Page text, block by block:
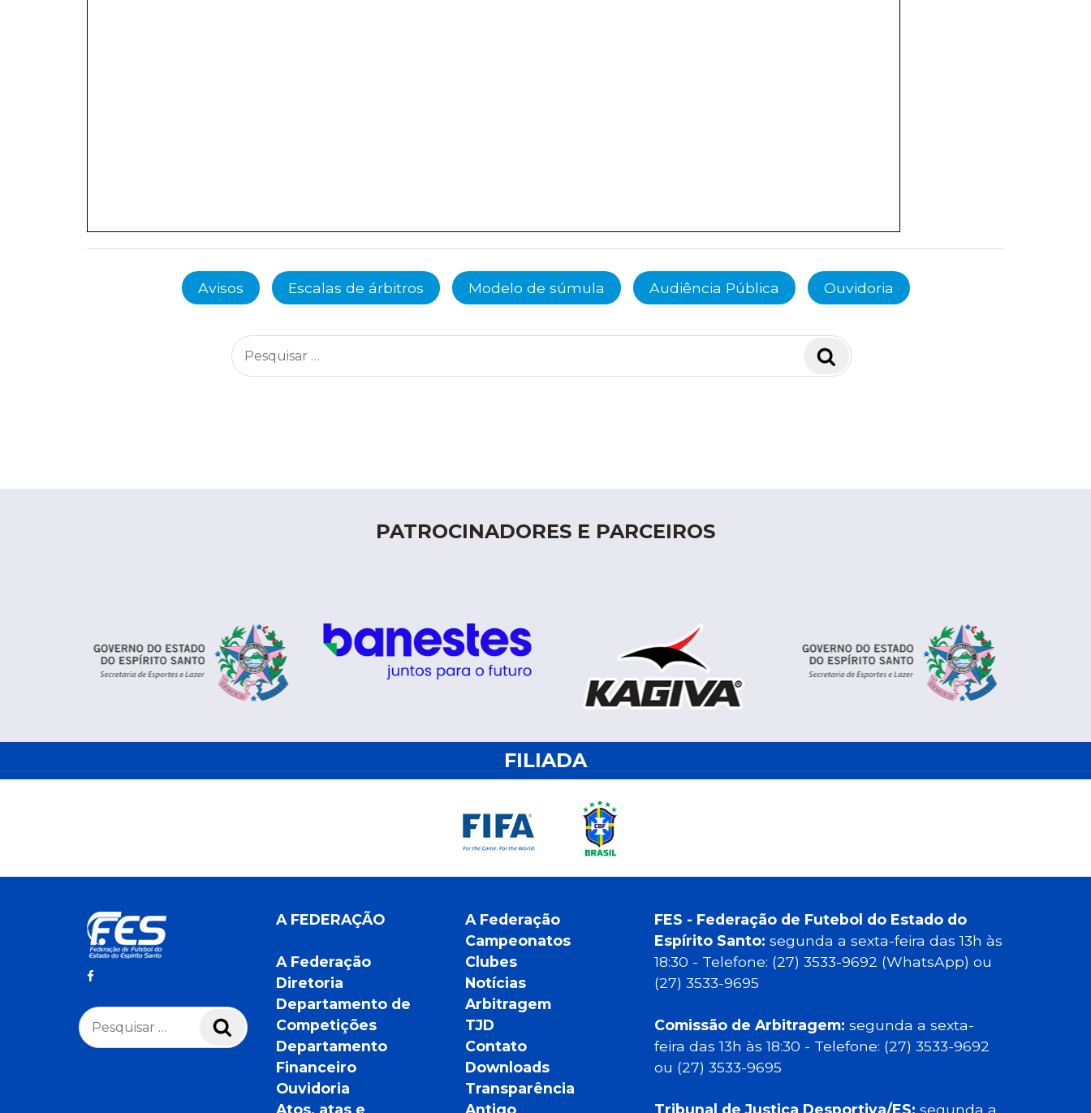
Avisos Escalas de árbitros Modelo de súmula Audiência Pública Ouvidoria
Pesquisar
por:
Pesquisar
PATROCINADORES E PARCEIROS
FILIADA
Pesquisar
por:
Pesquisar
A FEDERAÇÃO
A Federação
Diretoria
Departamento de
Competições
Departamento
Financeiro
Ouvidoria
Atos, atas e
A Federação
Campeonatos
Clubes
Notícias
Arbitragem
TJD
Contato
Downloads
Transparência
Antigo
FES - Federação de Futebol do Estado do
Espírito Santo: segunda a sexta-feira das 13h às
18:30 - Telefone: (27) 3533-9692 (WhatsApp) ou
(27) 3533-9695
Comissão de Arbitragem: segunda a sexta-
feira das 13h às 18:30 - Telefone: (27) 3533-9692
ou (27) 3533-9695
Tribunal de Justiça Desportiva/ES: segunda a